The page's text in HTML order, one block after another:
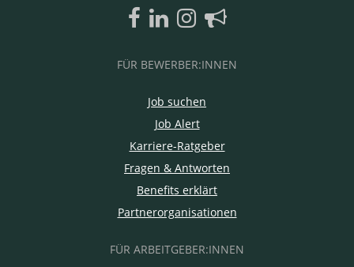
FÜR BEWERBER:INNEN
Job suchen
Job Alert
Karriere-Ratgeber
Fragen & Antworten
Benefits erklärt
Partnerorganisationen
FÜR ARBEITGEBER:INNEN